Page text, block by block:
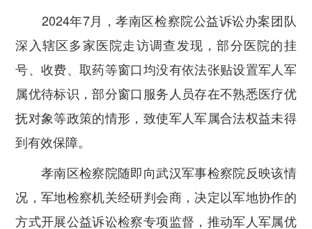
2024年7月，孝南区检察院公益诉讼办案团队
深入辖区多家医院走访调查发现，部分医院的挂
号、收费、取药等窗口均没有依法张贴设置军人军
属优待标识，部分窗口服务人员存在不熟悉医疗优
抚对象等政策的情形，致使军人军属合法权益未得
到有效保障。
孝南区检察院随即向武汉军事检察院反映该情
况，军地检察机关经研判会商， 决定以军地协作的
方式开展公益诉讼检察专项监督，推动军人军属优